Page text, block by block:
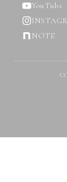
YouTube
NOTE